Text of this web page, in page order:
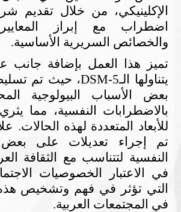
الإكلينيكي، من خلال تقديم
اضطراب مع إبراز
والخصائص السريرية الأساسية.
تميز هذا العمل بإضافة جانب
يتناولها الـDSM-5، حيث تم
بعض الأسباب البيولوجية
بالاضطرابات النفسية، مما
للأبعاد المتعددة لهذه الحالات.
تم إجراء تعديلات على
بعض
النفسية لتتناسب مع الثقافة
في الاعتبار الخصوصيات
التي تؤثر في فهم وتشخيص
في المجتمعات العربية.